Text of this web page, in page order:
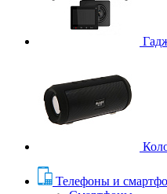
Телефоны и